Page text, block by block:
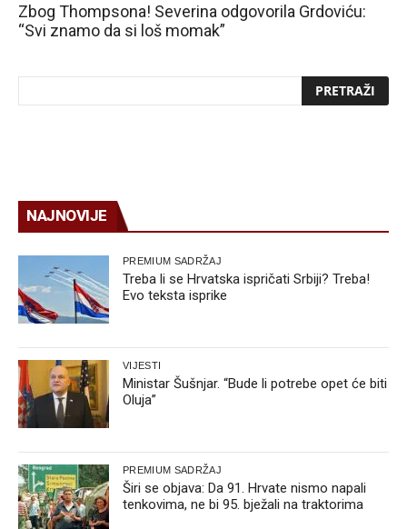
Zbog Thompsona! Severina odgovorila Grdoviću:
“Svi znamo da si loš momak”
NAJNOVIJE
PREMIUM SADRŽAJ
Treba li se Hrvatska ispričati Srbiji? Treba!
Evo teksta isprike
VIJESTI
Ministar Šušnjar. “Bude li potrebe opet će biti
Oluja”
PREMIUM SADRŽAJ
Širi se objava: Da 91. Hrvate nismo napali
tenkovima, ne bi 95. bježali na traktorima